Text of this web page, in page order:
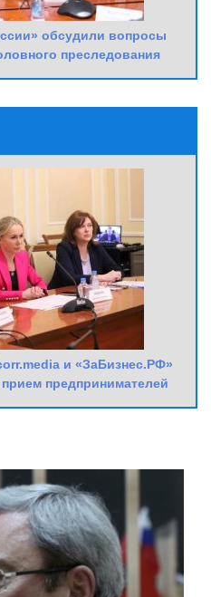
обсудили вопросы
преследования
и «ЗаБизнес.РФ»
предпринимателей